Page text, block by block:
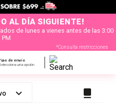
AL DÍA SIGUIENTE!
de lunes a vienes antes de las 3:00
PM
*Consulta restricciones
de envío
una opción